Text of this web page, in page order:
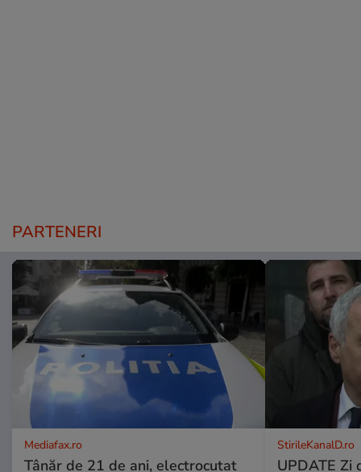
PARTENERI
Mediafax.ro
Tânăr de 21 de ani, electrocutat
StirileKanalD.ro
UPDATE Zi